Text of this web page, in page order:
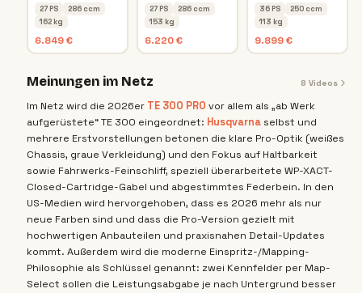
27 PS
286 ccm
162 kg
6.849 €
27 PS
286 ccm
153 kg
6.220 €
36 PS
250 ccm
113 kg
9.899 €
Meinungen im Netz 8 Videos
Im Netz wird die 2026er TE 300 PRO vor allem als „ab Werk
aufgerüstete“ TE 300 eingeordnet: Husqvarna selbst und
mehrere Erstvorstellungen betonen die klare Pro-Optik (weißes
Chassis, graue Verkleidung) und den Fokus auf Haltbarkeit
sowie Fahrwerks-Feinschliff, speziell überarbeitete WP-XACT-
Closed-Cartridge-Gabel und abgestimmtes Federbein. In den
US-Medien wird hervorgehoben, dass es 2026 mehr als nur
neue Farben sind und dass die Pro-Version gezielt mit
hochwertigen Anbauteilen und praxisnahen Detail-Updates
kommt. Außerdem wird die moderne Einspritz-/Mapping-
Philosophie als Schlüssel genannt: zwei Kennfelder per Map-
Select sollen die Leistungsabgabe je nach Untergrund besser